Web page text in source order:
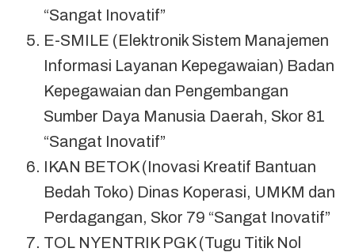
“Sangat Inovatif”
E-SMILE (Elektronik Sistem Manajemen
Informasi Layanan Kepegawaian) Badan
Kepegawaian dan Pengembangan
Sumber Daya Manusia Daerah, Skor 81
“Sangat Inovatif”
IKAN BETOK (Inovasi Kreatif Bantuan
Bedah Toko) Dinas Koperasi, UMKM dan
Perdagangan, Skor 79 “Sangat Inovatif”
TOL NYENTRIK PGK (Tugu Titik Nol